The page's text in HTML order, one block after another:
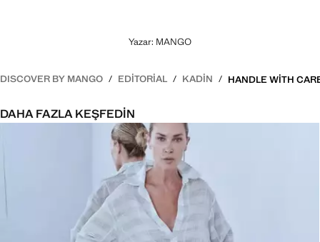
Yazar: MANGO
DISCOVER BY MANGO EDITORIAL KADIN
DAHA FAZLA KEŞFEDIN